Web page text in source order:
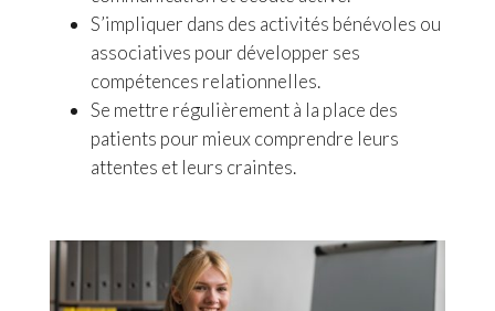
S’impliquer dans des activités bénévoles ou
associatives pour développer ses
compétences relationnelles.
Se mettre régulièrement à la place des
patients pour mieux comprendre leurs
attentes et leurs craintes.